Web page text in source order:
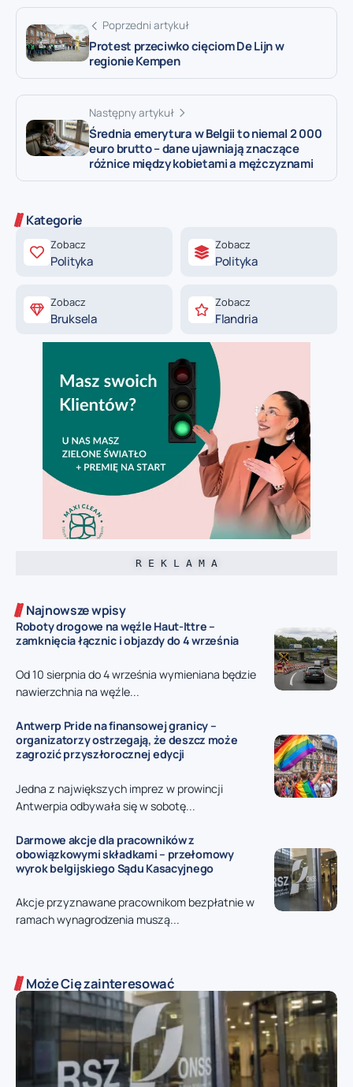
Poprzedni artykuł
Protest przeciwko cięciom De Lijn w
regionie Kempen
Następny artykuł
Średnia emerytura w Belgii to niemal 2 000
euro brutto – dane ujawniają znaczące
różnice między kobietami a mężczyznami
Kategorie
Zobacz
Polityka
Zobacz
Polityka
Zobacz
Bruksela
Zobacz
Flandria
R E K L A M A
Najnowsze wpisy
Roboty drogowe na węźle Haut-Ittre –
zamknięcia łącznic i objazdy do 4 września
Od 10 sierpnia do 4 września wymieniana będzie
nawierzchnia na węźle...
Antwerp Pride na finansowej granicy –
organizatorzy ostrzegają, że deszcz może
zagrozić przyszłorocznej edycji
Jedna z największych imprez w prowincji
Antwerpia odbywała się w sobotę...
Darmowe akcje dla pracowników z
obowiązkowymi składkami – przełomowy
wyrok belgijskiego Sądu Kasacyjnego
Akcje przyznawane pracownikom bezpłatnie w
ramach wynagrodzenia muszą...
Może Cię zainteresować